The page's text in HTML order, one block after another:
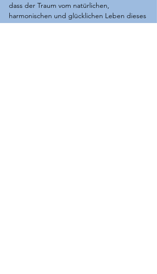
dass der Traum vom natürlichen,
harmonischen und glücklichen Leben dieses
„Gentle Giant“ oder „sanften Riesen“, wie